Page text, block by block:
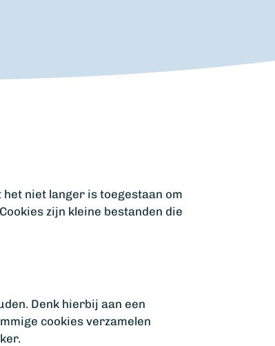
niet langer is toegestaan om
zijn kleine bestanden die
Denk hierbij aan een
cookies verzamelen